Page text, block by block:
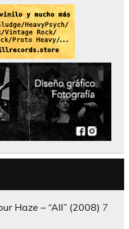
Haze – “All” (2008) 7